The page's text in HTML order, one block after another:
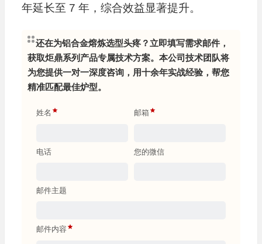
年延长至 7 年，综合效益显著提升。
还在为铝合金熔炼选型头疼？立即填写需求邮件，
获取炬鼎系列产品专属技术方案。本公司技术团队将
为您提供一对一深度咨询，用十余年实战经验，帮您
精准匹配最佳炉型。
姓名 邮箱
电话 您的微信
邮件主题
邮件内容